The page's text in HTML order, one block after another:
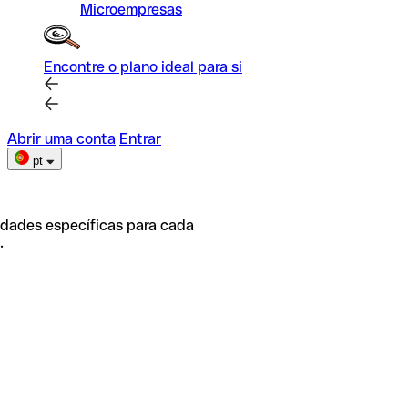
Microempresas
Encontre o plano ideal para si
Abrir uma conta Entrar
pt
específicas para cada